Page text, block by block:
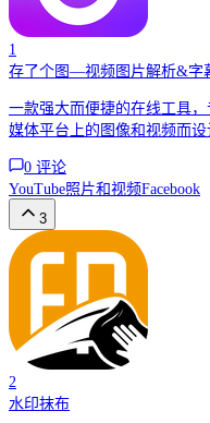
1
存了个图—视频图片解析&字
一款强大而便捷的在线工具
媒体平台上的图像和视频而设
0 评论
YouTube照片和视频Facebook
3
2
水印抹布